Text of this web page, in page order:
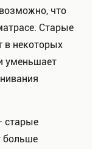
что
Старые
в некоторых
уменьшает
старые
больше